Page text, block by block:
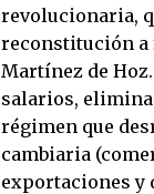
revolucionaria,
reconstitución a
Martínez de
salarios,
régimen que
cambiaria
exportaciones y